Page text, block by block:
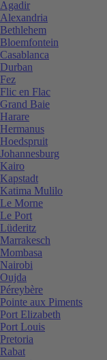
Agadir
Alexandria
Bethlehem
Bloemfontein
Casablanca
Durban
Fez
Flic en Flac
Grand Baie
Harare
Hermanus
Hoedspruit
Johannesburg
Kairo
Kapstadt
Katima Mulilo
Le Morne
Le Port
Lüderitz
Marrakesch
Mombasa
Nairobi
Oujda
Péreybère
Pointe aux Piments
Port Elizabeth
Port Louis
Pretoria
Rabat